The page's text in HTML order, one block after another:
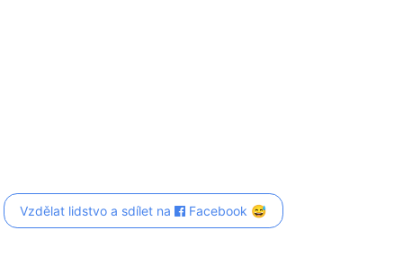
Vzdělat lidstvo a sdílet na Facebook 😅